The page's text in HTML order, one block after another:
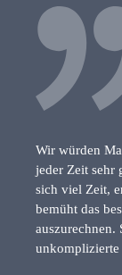
Wir würden
jeder Zeit sehr
sich viel Zeit,
bemüht das
auszurechnen.